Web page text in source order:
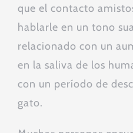
que el contacto
hablarle en un tono
relacionado con un
en la saliva de los
con un período de
gato.